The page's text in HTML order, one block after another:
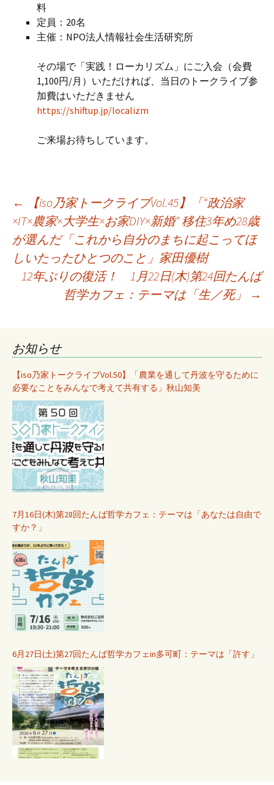
料
定員：20名
主催：NPO法人情報社会生活研究所
その場で「実践！ローカリズム」にご入会（会費
1,100円/月）いただければ、当日のトークライブ参
加費はいただきません
https://shiftup.jp/localizm
ご来場お待ちしています。
投
稿
ナ
ゲ
ー
シ
ョ
ン
←
【iso乃家トークライブVol.45】「“政治家
×IT×農家×大学生×お家DIY×新婚” 移住3年め28歳
が選んだ「これから自分のまちに起こってほ
しいたったひとつのこと」家田優樹
12年ぶりの復活！ 1月22日(木)第24回たんば
哲学カフェ：テーマは「生／死」
→
お知らせ
【iso乃家トークライブVol.50】「農業を通して丹波を守るために
必要なことをみんなで考えて共有する」秋山知美
7月16日(木)第28回たんば哲学カフェ：テーマは「あなたは自由で
すか？」
6月27日(土)第27回たんば哲学カフェin多可町：テーマは「許す」